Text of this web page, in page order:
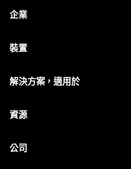
企業
裝置
解決方案，適用於
資源
公司